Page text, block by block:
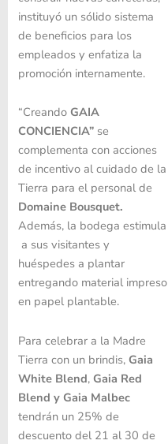
instituyó un sólido sistema
de beneficios para los
empleados y enfatiza la
promoción internamente.
“Creando GAIA
CONCIENCIA” se
complementa con acciones
de incentivo al cuidado de la
Tierra para el personal de
Domaine Bousquet.
Además, la bodega estimula
a sus visitantes y
huéspedes a plantar
entregando material impreso
en papel plantable.
Para celebrar a la Madre
Tierra con un brindis, Gaia
White Blend, Gaia Red
Blend y Gaia Malbec
tendrán un 25% de
descuento del 21 al 30 de